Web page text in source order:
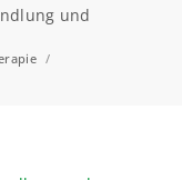
und
/